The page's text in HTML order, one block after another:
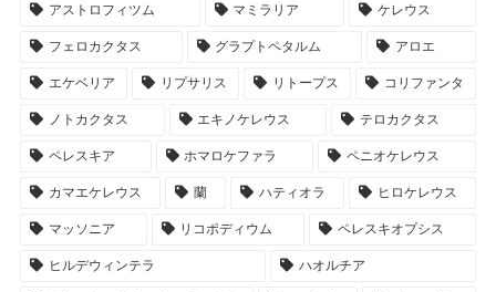
アストロフィツム マミラリア ケレウス
フェロカクタス グラプトペタルム アロエ
エケベリア リプサリス リトープス コリファンタ
ノトカクタス エキノケレウス テロカクタス
ペレスキア ホマロケファラ ペニオケレウス
カマエケレウス 蘭 ハティオラ ヒロケレウス
マッソニア リコポディウム ペレスキオプシス
ヒルデウィンテラ ハオルチア